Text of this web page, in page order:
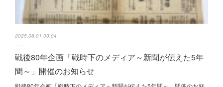
2025.08.01 03:04
戦後80年企画「戦時下のメディア～新聞が伝えた5年
間～」開催のお知らせ